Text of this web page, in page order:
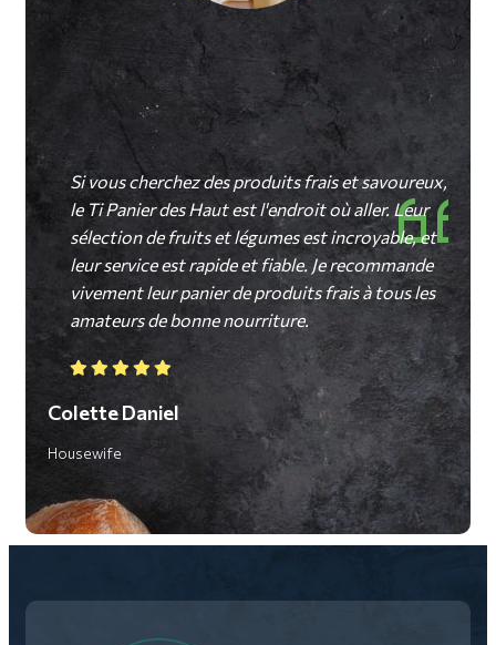
Si vous cherchez des produits frais et savoureux,
le Ti Panier des Haut est l'endroit où aller. Leur
sélection de fruits et légumes est incroyable, et
leur service est rapide et fiable. Je recommande
vivement leur panier de produits frais à tous les
amateurs de bonne nourriture.
Colette Daniel
Housewife